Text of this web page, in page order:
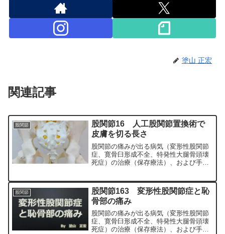
塗山 正宏
関連記事
股関節
股関節16 人工股関節置換術で
皮膚を切る長さ
股関節の痛みが出る病気（変形性股関節
症、寛骨臼形成不全、特発性大腿骨頭壊
死症）の治療（保存療法）、および手術
科専門医（人工関節手術を専門）の塗山
正宏が色々と説明します。
股関節
股関節163 変形性股関節症と恥
骨部の痛み
股関節の痛みが出る病気（変形性股関節
症、寛骨臼形成不全、特発性大腿骨頭壊
死症）の治療（保存療法）、および手術